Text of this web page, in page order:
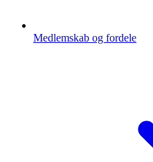
Medlemskab og fordele